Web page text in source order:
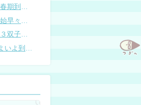
Genki Mama71話 小３双子、添い寝の限界…？